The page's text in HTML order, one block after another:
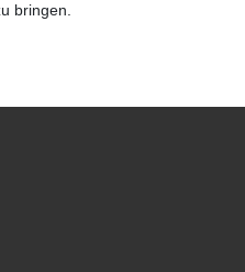
bringen.